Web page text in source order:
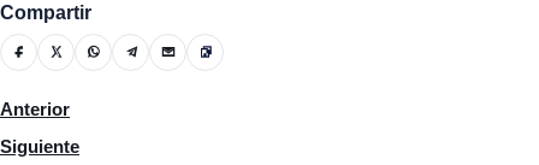
Compartir
Artículo anterior: El Patronato De Lucha en contra del Cáncer
Anterior
Artículo siguiente: Encargados de mesas aseguran que el
Siguiente